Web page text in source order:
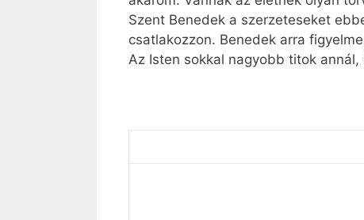
Szent Benedek a szerzeteseket
csatlakozzon. Benedek arra
Az Isten sokkal nagyobb titok